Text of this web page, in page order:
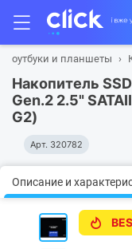
ноутбуки и планшеты
Накопитель
Gen.2 2.5"
G2)
Арт. 320782
Описание и